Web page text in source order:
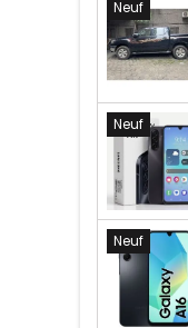
Neuf
Neuf
Neuf